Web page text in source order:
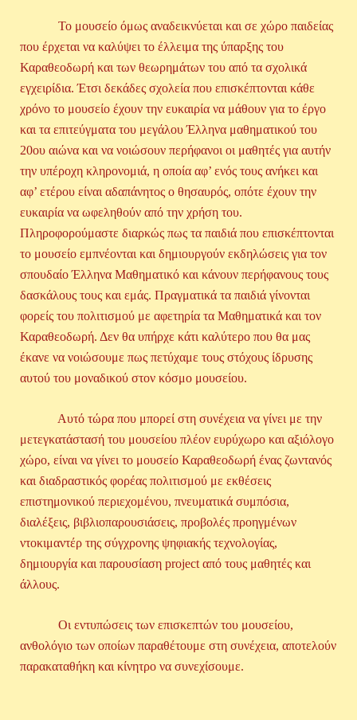
Το μουσείο όμως αναδεικνύεται και σε χώρο παιδείας
που έρχεται να καλύψει το έλλειμα της ύπαρξης του
Καραθεοδωρή και των θεωρημάτων του από τα σχολικά
εγχειρίδια. Έτσι δεκάδες σχολεία που επισκέπτονται κάθε
χρόνο το μουσείο έχουν την ευκαιρία να μάθουν για το έργο
και τα επιτεύγματα του μεγάλου Έλληνα μαθηματικού του
20ου αιώνα και να νοιώσουν περήφανοι οι μαθητές για αυτήν
την υπέροχη κληρονομιά, η οποία αφ’ ενός τους ανήκει και
αφ’ ετέρου είναι αδαπάνητος ο θησαυρός, οπότε έχουν την
ευκαιρία να ωφεληθούν από την χρήση του.
Πληροφορούμαστε διαρκώς πως τα παιδιά που επισκέπτονται
το μουσείο εμπνέονται και δημιουργούν εκδηλώσεις για τον
σπουδαίο Έλληνα Μαθηματικό και κάνουν περήφανους τους
δασκάλους τους και εμάς. Πραγματικά τα παιδιά γίνονται
φορείς του πολιτισμού με αφετηρία τα Μαθηματικά και τον
Καραθεοδωρή. Δεν θα υπήρχε κάτι καλύτερο που θα μας
έκανε να νοιώσουμε πως πετύχαμε τους στόχους ίδρυσης
αυτού του μοναδικού στον κόσμο μουσείου.
Αυτό τώρα που μπορεί στη συνέχεια να γίνει με την
μετεγκατάστασή του μουσείου πλέον ευρύχωρο και αξιόλογο
χώρο, είναι να γίνει το μουσείο Καραθεοδωρή ένας ζωντανός
και διαδραστικός φορέας πολιτισμού με εκθέσεις
επιστημονικού περιεχομένου, πνευματικά συμπόσια,
διαλέξεις, βιβλιοπαρουσιάσεις, προβολές προηγμένων
ντοκιμαντέρ της σύγχρονης ψηφιακής τεχνολογίας,
δημιουργία και παρουσίαση project από τους μαθητές και
άλλους.
Οι εντυπώσεις των επισκεπτών του μουσείου,
ανθολόγιο των οποίων παραθέτουμε στη συνέχεια, αποτελούν
παρακαταθήκη και κίνητρο να συνεχίσουμε.